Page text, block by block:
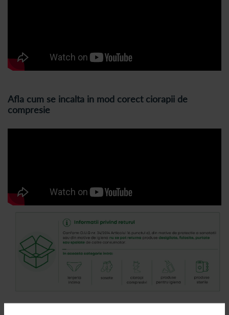
Afla cum se incalta in mod corect ciorapii de
compresie